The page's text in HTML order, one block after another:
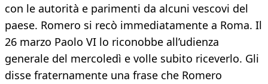
con le autorità e parimenti da alcuni vescovi del
paese. Romero si recò immediatamente a Roma. Il
26 marzo Paolo VI lo riconobbe all’udienza
generale del mercoledì e volle subito riceverlo. Gli
disse fraternamente una frase che Romero